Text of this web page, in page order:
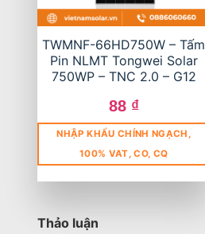
TWMNF-66HD750W – Tấm
Pin NLMT Tongwei Solar
750WP – TNC 2.0 – G12
88 ₫
NHẬP KHẨU CHÍNH NGẠCH,
100% VAT, CO, CQ
Thảo luận